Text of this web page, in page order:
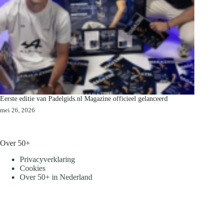
Eerste editie van Padelgids.nl Magazine officieel gelanceerd
mei 26, 2026
Over 50+
Privacyverklaring
Cookies
Over 50+ in Nederland